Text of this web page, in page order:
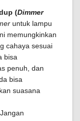
(Dimmer
untuk lampu
memungkinkan
cahaya sesuai
bisa
penuh, dan
bisa
suasana
Jangan